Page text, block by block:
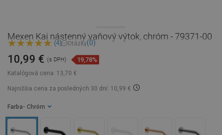
Mexen Kai nástenný vaňový výtok, chróm - 79371-00
(4) Otázky(0)
Katalógová cena: 13,70 €
10,99 € (s DPH) 19,78%
Najnižšia cena za posledných 30 dní: 10,99 €
Farba - Chróm